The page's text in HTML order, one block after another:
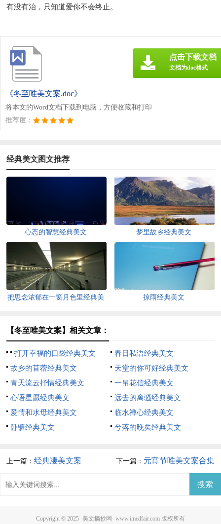
有没有治，只知道爱你不会终止。
《冬至唯美文案.doc》
将本文的Word文档下载到电脑，方便收藏和打印
推荐度：
点击下载文档
文档为doc格式
经典美文图文推荐
心态的智慧经典美文 梦里故乡经典美文
把思念浓郁在一窗月色里经典美
掠雨经典美文
【冬至唯美文案】相关文章：
打开幸福的口袋经典美文
春日私语经典美文
故乡的苜蓿经典美文
天堂的你可好经典美文
青天流云抒情经典美文
一帛花信经典美文
心语星愿经典美文
远去的离骚经典美文
爱情和水母经典美文
临水禅心经典美文
卧镰经典美文
兮落的晚矣经典美文
上一篇：经典凄美文案 下一篇： 元宵节唯美文案合集
Copyright © 2025 美文摘抄网 www.imedfair.com 版权所有